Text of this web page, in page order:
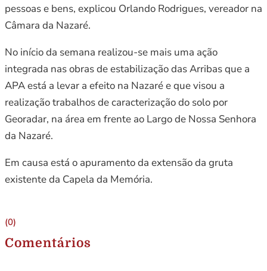
pessoas e bens, explicou Orlando Rodrigues, vereador na
Câmara da Nazaré.
No início da semana realizou-se mais uma ação
integrada nas obras de estabilização das Arribas que a
APA está a levar a efeito na Nazaré e que visou a
realização trabalhos de caracterização do solo por
Georadar, na área em frente ao Largo de Nossa Senhora
da Nazaré.
Em causa está o apuramento da extensão da gruta
existente da Capela da Memória.
(0)
Comentários